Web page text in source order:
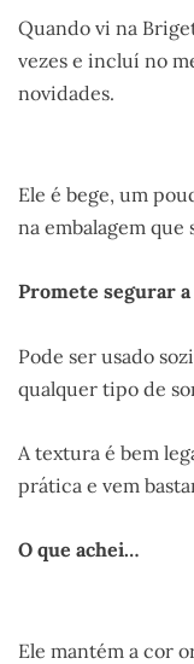
Quando vi na
vezes e incluí no
novidades.
Ele é bege, um
na embalagem que
Promete segurar
Pode ser usado
qualquer tipo de
A textura é bem
prática e vem
O que achei…
Ele mantém a cor